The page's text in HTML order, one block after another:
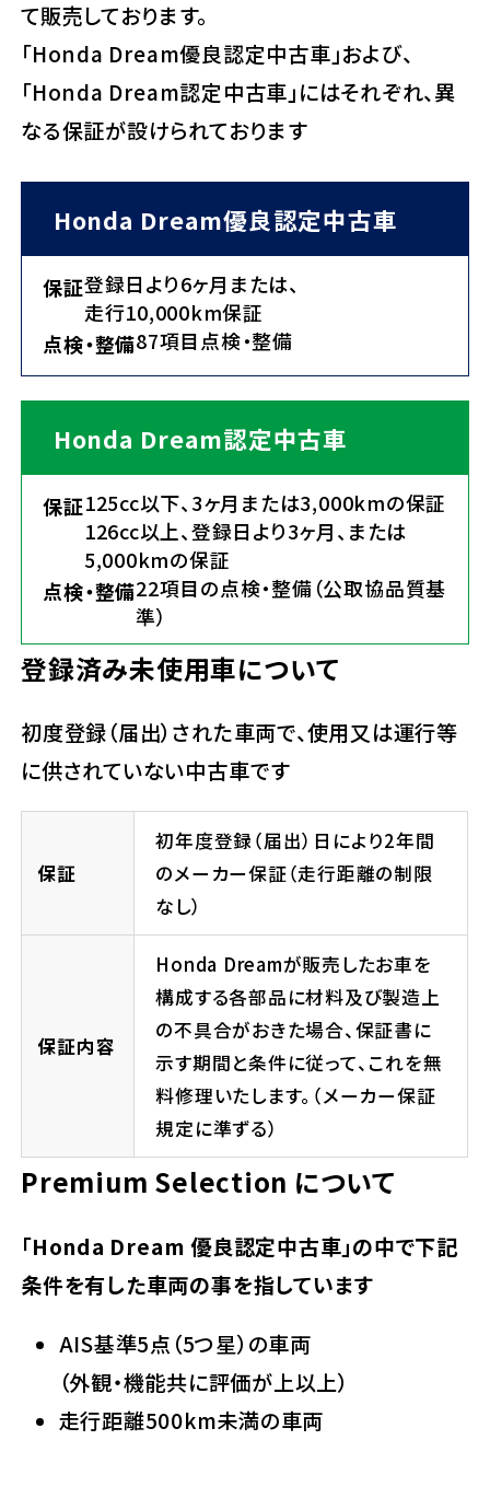
て販売しております。
「Honda Dream優良認定中古車」および、
「Honda Dream認定中古車」にはそれぞれ、異
なる保証が設けられております
Honda Dream優良認定中古車
保証登録日より6ヶ月または、
走行10,000km保証
点検・整備87項目点検・整備
Honda Dream認定中古車
保証125cc以下、3ヶ月または3,000kmの保証
126cc以上、登録日より3ヶ月、または
5,000kmの保証
点検・整備22項目の点検・整備（公取協品質基
準）
登録済み未使用車について
初度登録（届出）された車両で、使用又は運行等
に供されていない中古車です
保証
初年度登録（届出）日により2年間
のメーカー保証（走行距離の制限
なし）
保証内容
Honda Dreamが販売したお車を
構成する各部品に材料及び製造上
の不具合がおきた場合、保証書に
示す期間と条件に従って、これを無
料修理いたします。（メーカー保証
規定に準ずる）
Premium Selection について
「Honda Dream 優良認定中古車」の中で下記
条件を有した車両の事を指しています
AIS基準5点（5つ星）の車両
（外観・機能共に評価が上以上）
走行距離500km未満の車両